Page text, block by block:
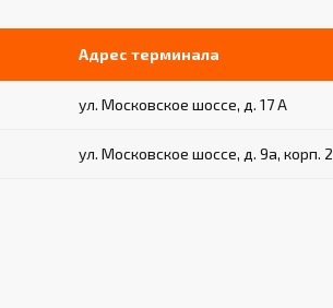
Адрес терминала
ул. Московское шоссе, д. 17 А
ул. Московское шоссе, д. 9а, корп. 2